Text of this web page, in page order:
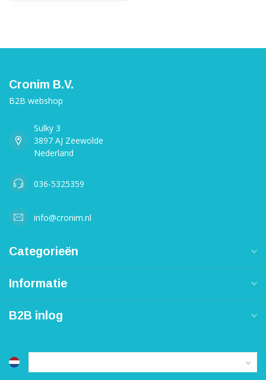
Cronim B.V.
B2B webshop
Sulky 3
3897 AJ Zeewolde
Nederland
036-5325359
info@cronim.nl
Categorieën
Informatie
B2B inlog